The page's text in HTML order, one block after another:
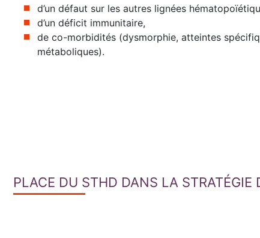
d’un défaut sur les autres lignées
d’un déficit immunitaire,
de co-morbidités (dysmorphie, atteintes
métaboliques).
PLACE DU STHD DANS LA STRATÉGIE